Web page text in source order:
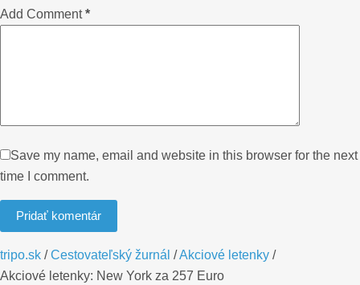
Add Comment*
Save my name, email and website in this browser for the next
time I comment.
Pridať komentár
tripo.sk /Cestovateľský žurnál /Akciové letenky /
Akciové letenky: New York za 257 Euro